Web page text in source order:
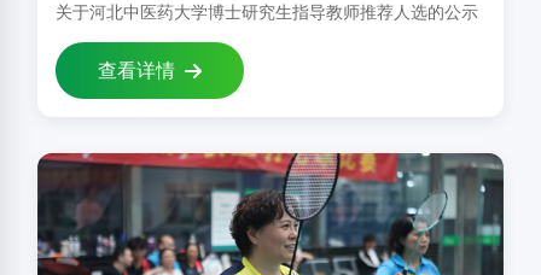
关于河北中医药大学博士研究生指导教师推荐人选的公示
查看详情